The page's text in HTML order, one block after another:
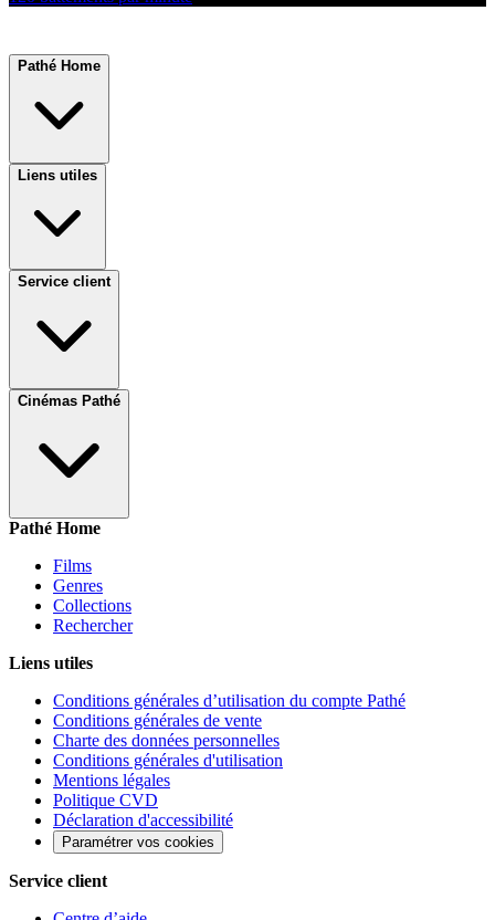
Pathé Home
Liens utiles
Service client
Cinémas Pathé
Pathé Home
Films
Genres
Collections
Rechercher
Liens utiles
Conditions générales d’utilisation du compte Pathé
Conditions générales de vente
Charte des données personnelles
Conditions générales d'utilisation
Mentions légales
Politique CVD
Déclaration d'accessibilité
Paramétrer vos cookies
Service client